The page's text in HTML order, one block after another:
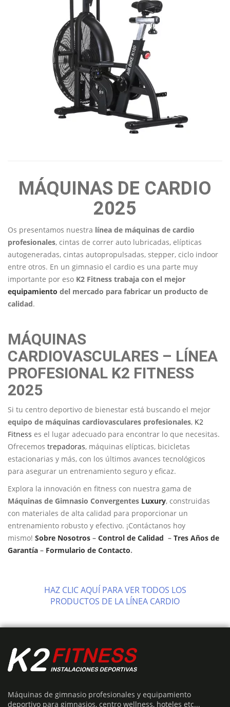
MÁQUINAS DE CARDIO
2025
Os presentamos nuestra línea de máquinas de cardio
profesionales, cintas de correr auto lubricadas, elípticas
autogeneradas, cintas autopropulsadas, stepper, ciclo indoor
entre otros. En un gimnasio el cardio es una parte muy
importante por eso K2 Fitness trabaja con el mejor
equipamiento del mercado para fabricar un producto de
calidad.
MÁQUINAS
CARDIOVASCULARES – LÍNEA
PROFESIONAL K2 FITNESS
2025
Si tu centro deportivo de bienestar está buscando el mejor
equipo de máquinas cardiovasculares profesionales, K2
Fitness es el lugar adecuado para encontrar lo que necesitas.
Ofrecemos trepadoras, máquinas elípticas, bicicletas
estacionarias y más, con los últimos avances tecnológicos
para asegurar un entrenamiento seguro y eficaz.
Explora la innovación en fitness con nuestra gama de
Máquinas de Gimnasio Convergentes Luxury, construidas
con materiales de alta calidad para proporcionar un
entrenamiento robusto y efectivo. ¡Contáctanos hoy
mismo! Sobre Nosotros – Control de Calidad – Tres Años de
Garantía – Formulario de Contacto.
HAZ CLIC AQUÍ PARA VER TODOS LOS
PRODUCTOS DE LA LÍNEA CARDIO
Máquinas de gimnasio profesionales y equipamiento
deportivo para gimnasios, centro wellness, hoteles etc...